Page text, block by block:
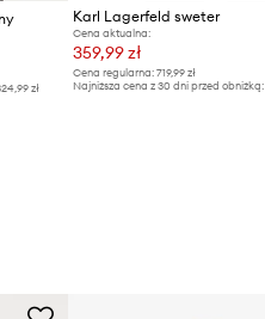
zł
Karl Lagerfeld sweter
Cena aktualna:
359,99 zł
Cena regularna:719,99 zł
Najniższa cena z 30 dni przed obniżką: